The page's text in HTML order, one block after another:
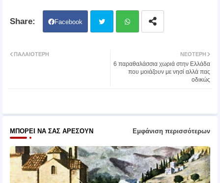
Facebook
atsa
ΝΕΌΤΕΡΗ
6 παραθαλάσσια χωριά στην Ελλάδα
που μοιάζουν με νησί αλλά πας
οδικώς
ΠΑΛΑΙΌΤΕΡΗ
ΜΠΟΡΕΊ ΝΑ ΣΑΣ ΑΡΈΣΟΥΝ Εμφάνιση περισσότερων